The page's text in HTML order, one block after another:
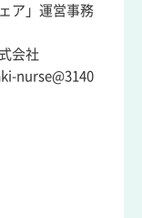
ア」運営事務
会社
nurse@3140